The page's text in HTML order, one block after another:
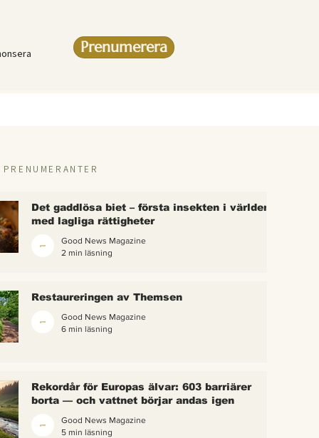
Prenumerera
–
i
gick
Det gaddlösa biet – första insekten i världen
med lagliga rättigheter
Good News Magazine
2 min läsning
Restaureringen av Themsen
Good News Magazine
6 min läsning
Rekordår för Europas älvar: 603 barriärer
borta — och vattnet börjar andas igen
Good News Magazine
5 min läsning